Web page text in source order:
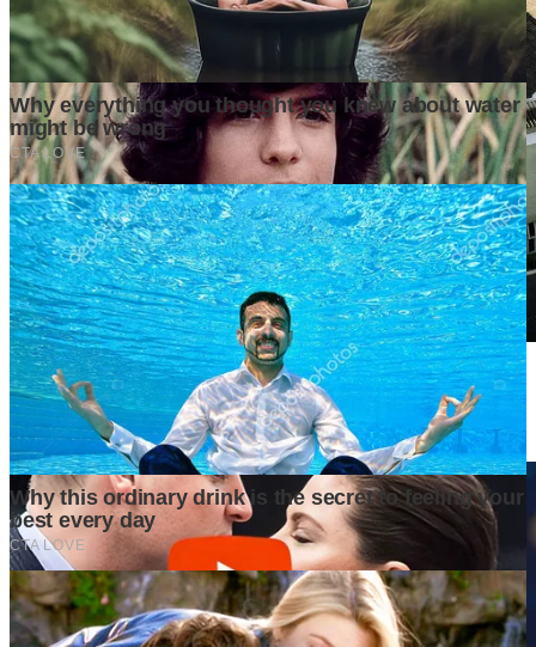
Di Balik Kenaikan Harga Tanah, Apa yang Sebenarnya
Mendorong Nilainya Terus Melambung?
6 days ago